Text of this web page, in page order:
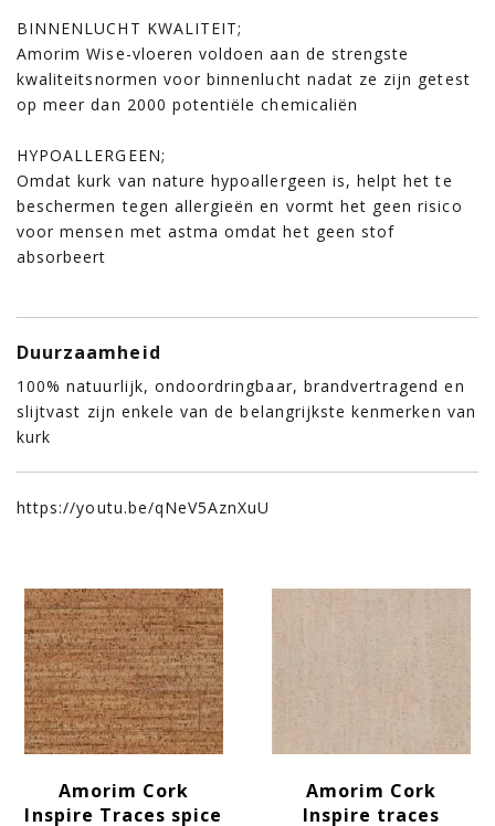
BINNENLUCHT KWALITEIT;
Amorim Wise-vloeren voldoen aan de strengste
kwaliteitsnormen voor binnenlucht nadat ze zijn getest
op meer dan 2000 potentiële chemicaliën
HYPOALLERGEEN;
Omdat kurk van nature hypoallergeen is, helpt het te
beschermen tegen allergieën en vormt het geen risico
voor mensen met astma omdat het geen stof
absorbeert
Duurzaamheid
100% natuurlijk, ondoordringbaar, brandvertragend en
slijtvast zijn enkele van de belangrijkste kenmerken van
kurk
https://youtu.be/qNeV5AznXuU
Amorim Cork
Inspire Traces spice
Amorim Cork
Inspire traces